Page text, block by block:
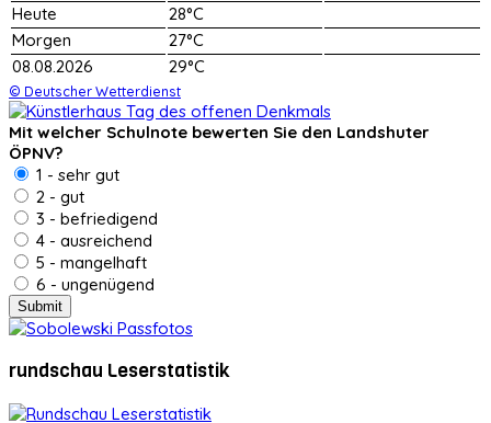
Heute
28°C
Morgen
27°C
08.08.2026
29°C
© Deutscher Wetterdienst
Mit welcher Schulnote bewerten Sie den Landshuter
ÖPNV?
1 - sehr gut
2 - gut
3 - befriedigend
4 - ausreichend
5 - mangelhaft
6 - ungenügend
rundschau Leserstatistik